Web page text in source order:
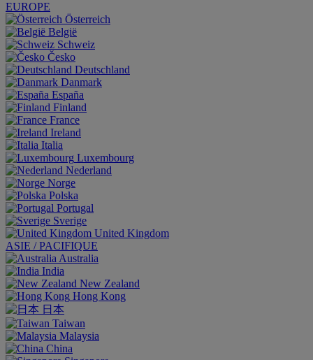
EUROPE
Österreich
België
Schweiz
Česko
Deutschland
Danmark
España
Finland
France
Ireland
Italia
Luxembourg
Nederland
Norge
Polska
Portugal
Sverige
United Kingdom
ASIE / PACIFIQUE
Australia
India
New Zealand
Hong Kong
日本
Taiwan
Malaysia
China